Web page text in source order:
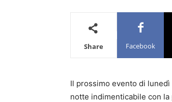
Share Facebook
Il prossimo evento di
notte indimenticabile con